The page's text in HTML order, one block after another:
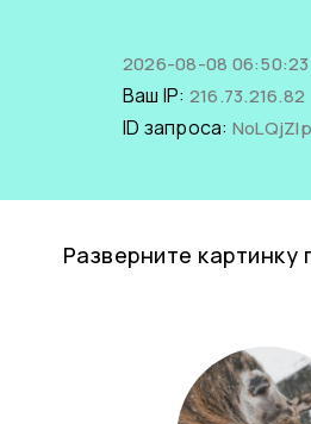
2026-08-08
Ваш IP: 216.73.216.82
ID запроса:
Разверните картинку